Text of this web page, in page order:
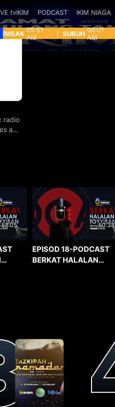
tvIKIM PODCAST IKIM NIAGA
IMSAK 05:51
AM
SUBUH 06:01
AM
radio
and
58:05 50:38
EPISOD 18-PODCAST
BERKAT HALALAN